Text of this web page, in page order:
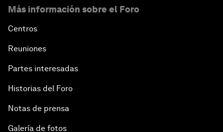
Más información sobre el Foro
Centros
Reuniones
Partes interesadas
Historias del Foro
Notas de prensa
Galería de fotos